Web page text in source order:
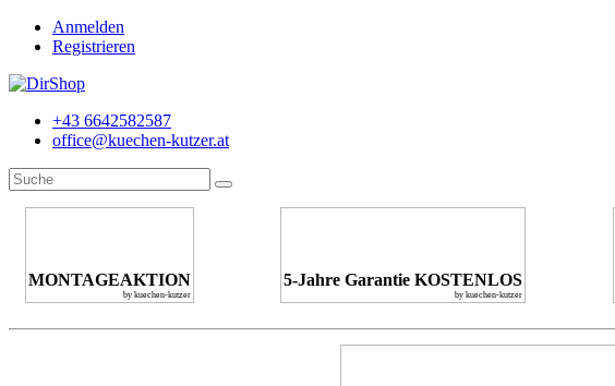
Anmelden
Registrieren
+43 6642582587
office@kuechen-kutzer.at
MONTAGEAKTION
by kuechen-kutzer
5-Jahre Garantie KOSTENLOS
by kuechen-kutzer